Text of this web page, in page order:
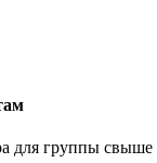
для группы